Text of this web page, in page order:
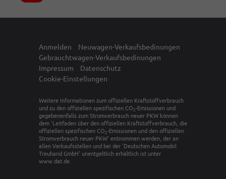
Anmelden
Neuwagen-Verkaufsbedinungen
Gebrauchtwagen-Verkaufsbedinungen
Impressum
Datenschutz
Cookie-Einstellungen
Weitere Informationen zum offiziellen Kraftstoffverbrauch
und zu den offiziellen spezifischen CO 2-Emissionen und
gegebenenfalls zum Stromverbrauch neuer PKW können
dem 'Leitfaden über den offiziellen Kraftstoffverbrauch, die
offiziellen spezifischen CO 2-Emissionen und den offiziellen
Stromverbrauch neuer PKW' entnommen werden, der an
allen Verkaufsstellen und bei der 'Deutschen Automobil
Treuhand GmbH' unentgeltlich erhältlich ist unter
www.dat.de.